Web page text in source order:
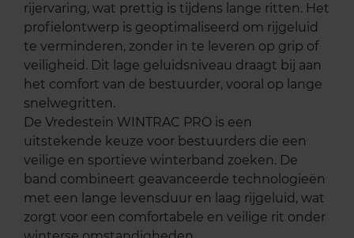
rijervaring, wat prettig is tijdens lange ritten. Het
profielontwerp is geoptimaliseerd om rijgeluid
te verminderen, zonder in te leveren op grip of
veiligheid. Dit lage geluidsniveau draagt bij aan
het comfort van de bestuurder, vooral op lange
snelwegritten.
De Vredestein WINTRAC PRO is een
uitstekende keuze voor bestuurders die een
veilige en sportieve winterband zoeken. De
band combineert geavanceerde technologieën
met een lange levensduur en laag rijgeluid, wat
zorgt voor een comfortabele en veilige rit onder